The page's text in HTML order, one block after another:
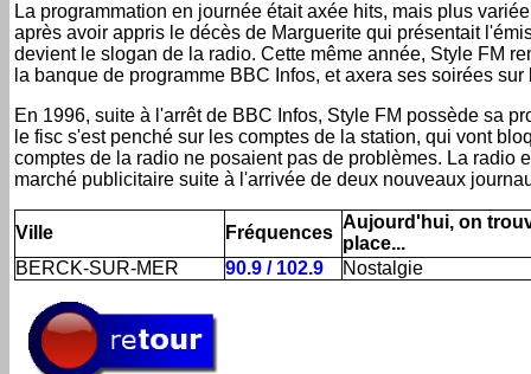
La programmation en journée était axée hits, mais plus
après avoir appris le décès de Marguerite qui présentait
devient le slogan de la radio. Cette même année, Style FM
la banque de programme BBC Infos, et axera ses soirées sur
En 1996, suite à l'arrêt de BBC Infos, Style FM possède sa
le fisc s'est penché sur les comptes de la station, qui vont
comptes de la radio ne posaient pas de problèmes. La
marché publicitaire suite à l'arrivée de deux nouveaux
Ville Fréquences
Aujourd'hui, on
place...
BERCK-SUR-MER
90.9 / 102.9 Nostalgie